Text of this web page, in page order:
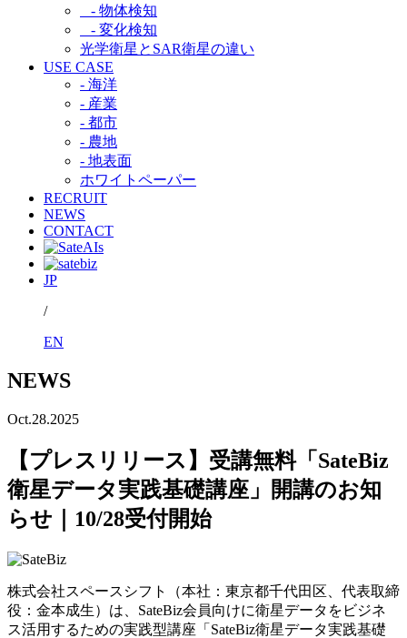
- 物体検知​
- 変化検知​
光学衛星とSAR衛星の違い​
USE CASE
- 海洋
- 産業
- 都市​
- 農地
- 地表面
ホワイトペーパー
RECRUIT
NEWS
CONTACT
JP
/
EN
NEWS
Oct.28.2025
【プレスリリース】受講無料「SateBiz
衛星データ実践基礎講座」開講のお知
らせ｜10/28受付開始
株式会社スペースシフト（本社：東京都千代田区、 代表取締
役 ：金本成生）は、 SateBiz会員向けに衛星データをビジネ
ス活用するための実践型講座 「 SateBiz衛星データ実践基礎